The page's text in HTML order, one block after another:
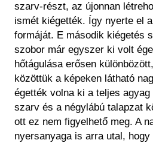
szarv-részt, az újonnan
ismét kiégették. Így nyerte el
formáját. E második kiégetés
szobor már egyszer ki volt
hőtágulása erősen
közöttük a képeken látható
égették volna ki a teljes
szarv és a négylábú talapzat
ott ez nem figyelhető meg. A
nyersanyaga is arra utal,